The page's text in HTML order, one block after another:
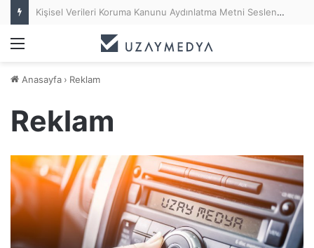
Kişisel Verileri Koruma Kanunu Aydınlatma Metni Seslendirme (KVKK Anonsu)
Menü
Anasayfa › Reklam
Reklam